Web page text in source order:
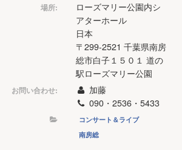
場所:
ローズマリー公園内シ
アターホール
日本
〒299-2521 千葉県南房
総市白子１５０１ 道の
駅ローズマリー公園
お問い合わせ:
加藤
090・2536・5433
コンサート＆ライブ
南房総